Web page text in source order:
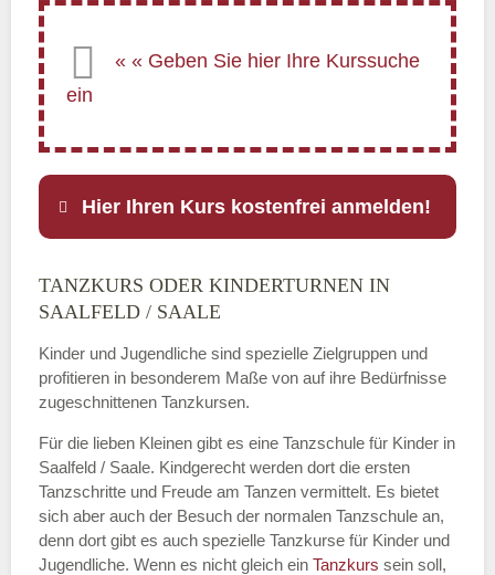
Hier Ihren Kurs kostenfrei anmelden!
Name*
E-Mail*
Name der Tanzschule
TANZKURS ODER KINDERTURNEN IN
SAALFELD / SAALE
Kinder und Jugendliche sind spezielle Zielgruppen und
profitieren in besonderem Maße von auf ihre Bedürfnisse
zugeschnittenen Tanzkursen.
Für die lieben Kleinen gibt es eine Tanzschule für Kinder in
Saalfeld / Saale. Kindgerecht werden dort die ersten
Tanzschritte und Freude am Tanzen vermittelt. Es bietet
sich aber auch der Besuch der normalen Tanzschule an,
denn dort gibt es auch spezielle Tanzkurse für Kinder und
Jugendliche. Wenn es nicht gleich ein Tanzkurs sein soll,